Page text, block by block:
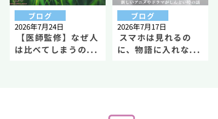
ブログ
2026年7月24日
【医師監修】なぜ人
は比べてしまうの...
ブログ
2026年7月17日
スマホは見れるの
に、物語に入れな...